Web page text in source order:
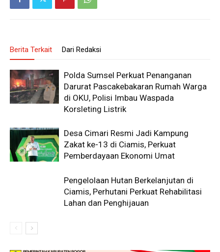
Berita Terkait Dari Redaksi
Polda Sumsel Perkuat Penanganan
Darurat Pascakebakaran Rumah Warga
di OKU, Polisi Imbau Waspada
Korsleting Listrik
Desa Cimari Resmi Jadi Kampung
Zakat ke-13 di Ciamis, Perkuat
Pemberdayaan Ekonomi Umat
Pengelolaan Hutan Berkelanjutan di
Ciamis, Perhutani Perkuat Rehabilitasi
Lahan dan Penghijauan